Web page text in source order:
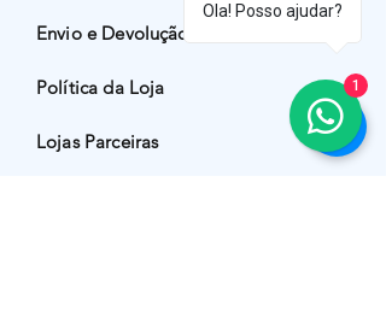
Envio e Devolução
Política da Loja
Lojas Parceiras
Ola! Posso ajudar?
1